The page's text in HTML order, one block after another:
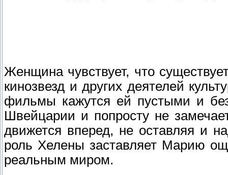
Женщина чувствует, что
кинозвезд и других деятелей
фильмы кажутся ей пустыми и
Швейцарии и попросту не
движется вперед, не оставляя и
роль Хелены заставляет Марию
реальным миром.